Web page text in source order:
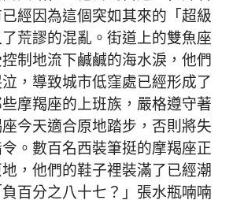
經因為這個突如其來的「超級
荒謬的混亂。街道上的雙魚座
制地流下鹹鹹的海水淚，他們
，導致城市低窪處已經形成了
摩羯座的上班族，嚴格遵守著
今天適合原地踏步，否則將失
。數百名西裝筆挺的摩羯座正
，他們的鞋子裡裝滿了已經潮
百分之八十七？」張水瓶喃喃